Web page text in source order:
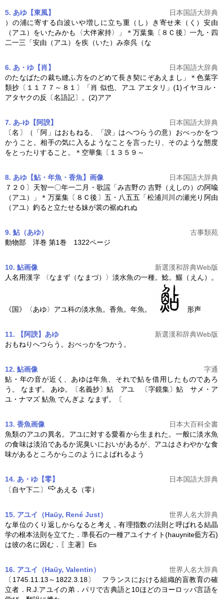
5. あゆ【東風】
日本国語大辞典
）の浦に寄する白波いや増しに立ち重（し）き寄せ来（く）安由
（アユ）をいたみかも〈大伴家持〉」＊万葉集〔８Ｃ後〕一九・四
二一三「安由（アユ）を疾（いた）み奈呉（な
6. あ・ゆ【肖】
日本国語大辞典
のたなばたの裁ち縫ふ方をのどめて長き契にぞあえまし」＊色葉字
類抄〔１１７７～８１〕「肖 似也、 アユ アエタリ」(1)イヤヨル・
アタヤクの反〔名語記〕。(2)アア
7. あ‐ゆ【阿諛】
日本国語大辞典
〔名〕（「阿」はおもねる、「諛」はへつらうの意）おべっかをつ
かうこと。相手の気に入るようなことを言ったり、そのような態度
をとったりすること。＊空華集〔１３５９～
8. あゆ【鮎・年魚・香魚】 画像
日本国語大辞典
７２０〕天智一〇年一二月・歌謡「み吉野の 吉野（えしの）の阿喩
（アユ）」＊万葉集〔８Ｃ後〕五・八五五「松浦川川の瀬光り阿由
（アユ）釣ると立たせる妹が裳の裾ぬれぬ
9. 鮎 （あゆ）
古事類苑
動物部 洋巻 第1巻 1322ページ
10. 鮎画像
新選漢和辞典Web版
人名用漢字 〈なまず（なまづ）〉淡水魚の一種。鯰。鰋（えん）。
《国》〈あゆ〉 アユ科の淡水魚。香魚。年魚。 形声
11. 【阿諛】あゆ
新選漢和辞典Web版
おもねりへつらう。おべっかをつかう。
12. 鮎画像
字通
鮎・年の音が近く、あゆは年魚、それで鮎を借用したものであろ
う。 なまず。 あゆ。〔名義抄〕鮎 アユ 〔字鏡集〕鮎 サメ・ ア
ユ ・ナマズ 鮎魚 でんぎよ なまず。〔
13. 香魚画像
日本大百科全書
魚類のアユの異名。 アユに対する愛着から生まれた。一般に淡水魚
の食味は淡泊であるか泥臭いにおいがあるが、 アユはさわやかな食
味があるところからこのようによばれるよう
14. あ・ゆ【零】
日本国語大辞典
〔自ヤ下二〕
あえる（零）
15. アユイ（Haüy, René Just）
世界人名大辞典
な単位のくり返しからなると考え，有理指数の法則と呼ばれる結晶
学の根本法則を立てた．準長石の一種アユイナイト(hauynite藍方石)
は彼の名に因む．〖主著〗Es
16. アユイ（Haüy, Valentin）
世界人名大辞典
〔1745.11.13～1822.3.18〕 フランスにおける組織的盲教育の確
立者．R.J. アユイの弟．パリで古典語と10ほどのヨーロッパ言語を